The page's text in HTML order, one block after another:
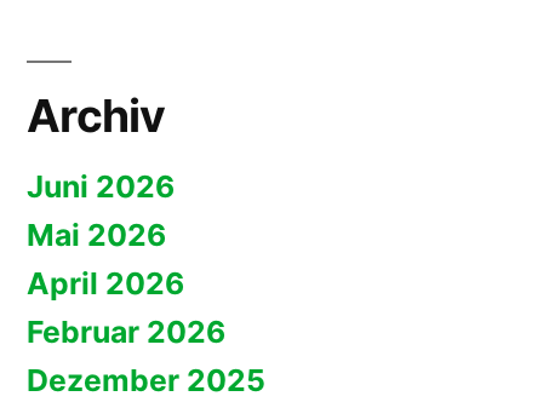
Archiv
Juni 2026
Mai 2026
April 2026
Februar 2026
Dezember 2025